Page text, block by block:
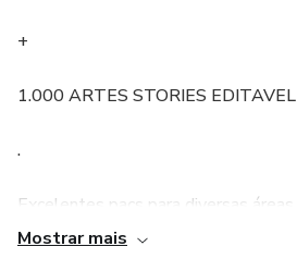
+
1.000 ARTES STORIES EDITAVEL
.
Excelentes pacs para diversas áreas.
Mostrar mais